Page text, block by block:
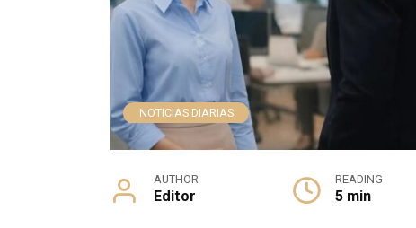
NOTICIAS DIARIAS
AUTHOR
Editor
READING
5 min